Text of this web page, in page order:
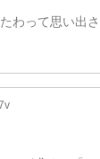
わって思い出